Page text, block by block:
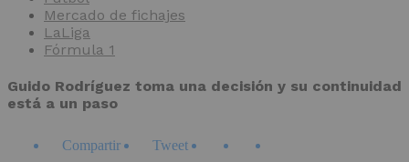
Mercado de fichajes
LaLiga
Fórmula 1
Guido Rodríguez toma una decisión y su continuidad
está a un paso
Compartir Tweet